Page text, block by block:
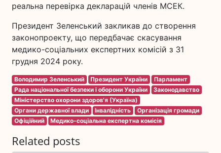
реальна перевірка декларацій членів МСЕК.
Президент Зеленський закликав до створення
законопроекту, що передбачає скасування
медико-соціальних експертних комісій з 31
грудня 2024 року.
Володимир Зеленський Президент України
Парламент
Рада національної безпеки і оборони України
Законодавство
Міністерство охорони здоров'я (Україна)
Органи державної влади
Інвалідність
Організація громади
Офіційний
Медико-соціальна експертна комісія
Related posts